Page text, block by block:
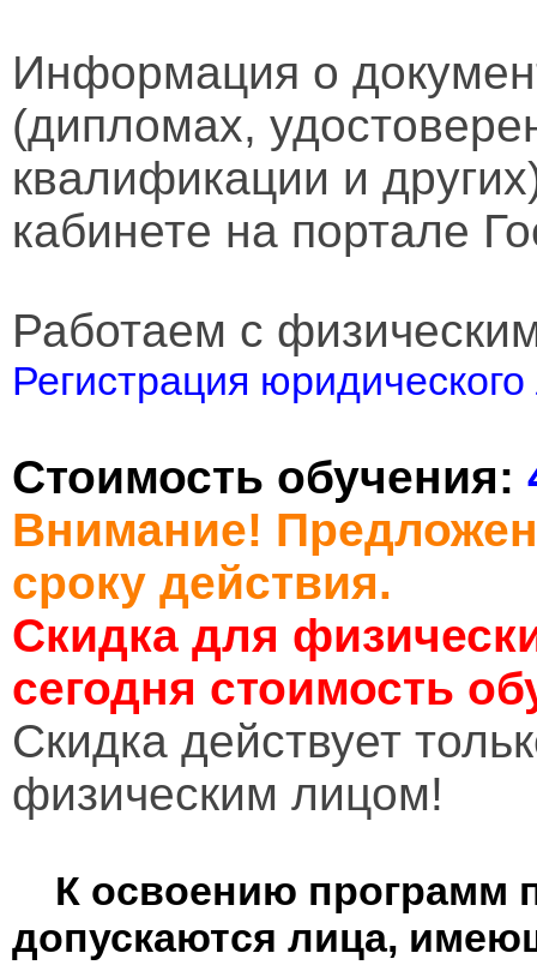
Информация о
(дипломах,
квалификации и
кабинете на портале
Работаем с
Регистрация
Стоимость обучения:
Внимание!
сроку действия.
Скидка для
сегодня стоимость
Cкидка действует
физическим лицом!
К освоению программ
допускаются лица,